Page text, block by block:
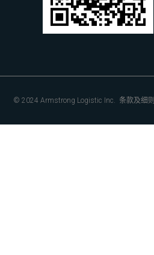
© 2024 Armstrong Logistic Inc. 条款及细则